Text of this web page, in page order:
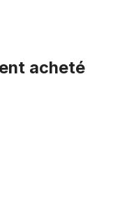
acheté